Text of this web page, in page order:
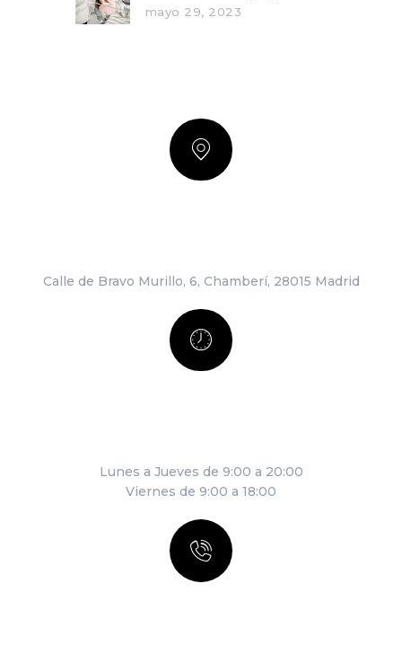
mayo 29, 2023
Calle de Bravo Murillo, 6, Chamberí, 28015 Madrid
Lunes a Jueves de 9:00 a 20:00
Viernes de 9:00 a 18:00